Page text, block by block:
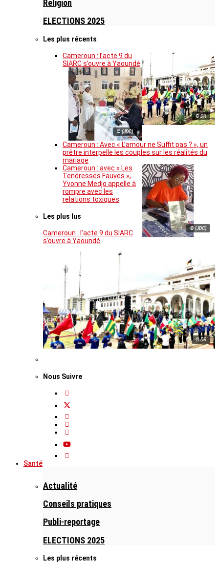
Religion
ELECTIONS 2025
Les plus récents
© DR
Cameroun : l’acte 9 du
SIARC s’ouvre à Yaoundé
© (JDC)
Cameroun : Avec « L’amour ne Suffit pas ? », un
prêtre interpelle les couples sur les réalités du
mariage
© (JDC)
Cameroun : avec « Les
Tendresses Fauves »,
Yvonne Medjo appelle à
rompre avec les
relations toxiques
Les plus lus
Cameroun : l’acte 9 du SIARC
s’ouvre à Yaoundé
© DR
Nous Suivre
Santé
Actualité
Conseils pratiques
Publi-reportage
ELECTIONS 2025
Les plus récents